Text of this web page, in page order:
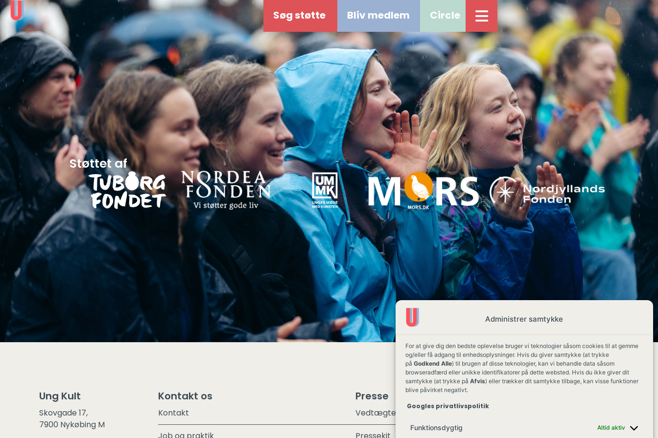
Administrer samtykke
For at give dig den bedste oplevelse bruger vi teknologier såsom cookies til at gemme
og/eller få adgang til enhedsoplysninger. Hvis du giver samtykke (at trykke
på Godkend Alle) til brugen af disse teknologier, kan vi behandle data såsom
browseradfærd eller unikke identifikatorer på dette websted. Hvis du ikke giver dit
samtykke (at trykke på Afvis) eller trækker dit samtykke tilbage, kan visse funktioner
blive påvirket negativt.
Googles privatlivspolitik
Funktionsdygtig Altid aktiv
Søg støtte Bliv medlem Circle
Støttet af
Ung Kult
Skovgade 17,
7900 Nykøbing M
Kontakt os
Kontakt
Presse
Vedtægter